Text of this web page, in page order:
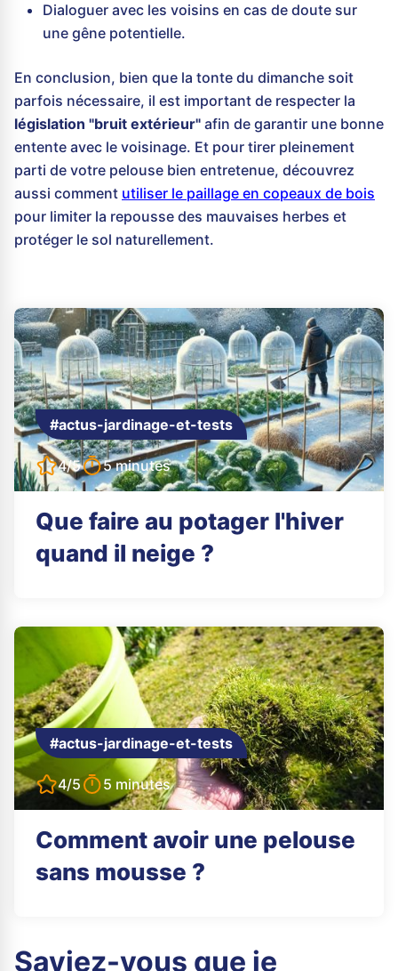
Dialoguer avec les voisins en cas de doute sur
une gêne potentielle.
En conclusion, bien que la tonte du dimanche soit
parfois nécessaire, il est important de respecter la
législation "bruit extérieur" afin de garantir une bonne
entente avec le voisinage. Et pour tirer pleinement
parti de votre pelouse bien entretenue, découvrez
aussi comment utiliser le paillage en copeaux de bois
pour limiter la repousse des mauvaises herbes et
protéger le sol naturellement.
#actus-jardinage-et-tests
4/5 5 minutes
Que faire au potager l'hiver
quand il neige ?
#actus-jardinage-et-tests
4/5 5 minutes
Comment avoir une pelouse
sans mousse ?
Saviez-vous que je